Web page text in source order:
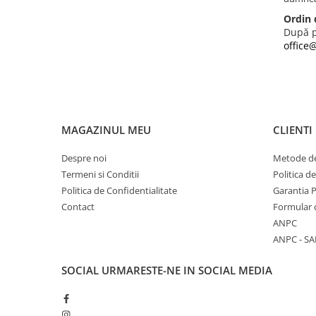
Ordin
După
MAGAZINUL MEU
Despre noi
Termeni si Conditii
Politica de Confidentialitate
Contact
CLIENTI
Metode
Politica
Garantia
Formular
ANPC
ANPC -
SOCIAL URMARESTE-NE IN SOCIAL MEDIA